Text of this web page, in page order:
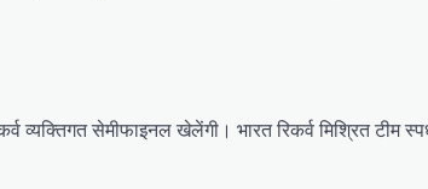
व्यक्तिगत सेमीफाइनल खेलेंगी। भारत रिकर्व मिश्रित टीम